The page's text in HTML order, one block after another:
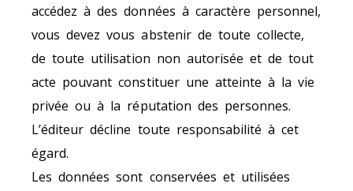
accédez à des données à caractère personnel,
vous devez vous abstenir de toute collecte,
de toute utilisation non autorisée et de tout
acte pouvant constituer une atteinte à la vie
privée ou à la réputation des personnes.
L’éditeur décline toute responsabilité à cet
égard.
Les données sont conservées et utilisées